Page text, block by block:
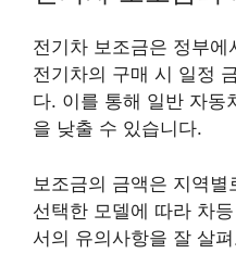
전기차 보조금은 정부
전기차의 구매 시 일정
다. 이를 통해 일반 자동
을 낮출 수 있습니다.
보조금의 금액은 지역
선택한 모델에 따라 차
서의 유의사항을 잘 살